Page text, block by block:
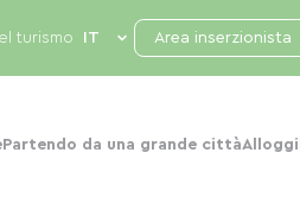
Partendo da una grande cittàAlloggi
turismo Area inserzionista